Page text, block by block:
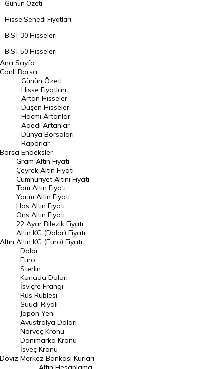
Günün Özeti
Hisse Senedi Fiyatları
BIST 30 Hisseleri
BIST 50 Hisseleri
BIST 100 Hisseleri
En Çok Artan Hisseler
En Çok Düşen Hisseler
Hacmi Artanlar
Geçmiş Kapanışlar
Dünya Borsaları
Raporlar
Endeksler
DÖVİZ
Döviz Kuru
Dolar Kuru
Euro Kuru
Pound Kuru
Frank Kuru
Riyal Kuru
Avustralya Doları
Danimarka Kronu Kuru
Kanada Doları Kuru
Norveç Kronu Kuru
Ana Sayfa
Canlı Borsa
Borsa
Günün Özeti
Hisse Fiyatları
Artan Hisseler
Düşen Hisseler
Hacmi Artanlar
Adedi Artanlar
Dünya Borsaları
Raporlar
Endeksler
Altın
Gram Altın Fiyatı
Çeyrek Altın Fiyatı
Cumhuriyet Altını Fiyatı
Tam Altın Fiyatı
Yarım Altın Fiyatı
Has Altın Fiyatı
Ons Altın Fiyatı
22 Ayar Bilezik Fiyatı
Altın KG (Dolar) Fiyatı
Altın KG (Euro) Fiyatı
Döviz
Dolar
Euro
Sterlin
Kanada Doları
İsviçre Frangı
Rus Rublesi
Suudi Riyali
Japon Yeni
Avustralya Doları
Norveç Kronu
Danimarka Kronu
İsveç Kronu
Merkez Bankası Kurlari
Altın Hesaplama